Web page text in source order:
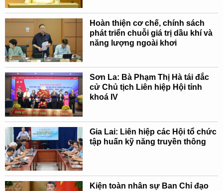
Hoàn thiện cơ chế, chính sách
phát triển chuỗi giá trị dầu khí và
năng lượng ngoài khơi
Sơn La: Bà Phạm Thị Hà tái đắc
cử Chủ tịch Liên hiệp Hội tỉnh
khoá IV
Gia Lai: Liên hiệp các Hội tổ chức
tập huấn kỹ năng truyền thông
Kiện toàn nhân sự Ban Chỉ đạo